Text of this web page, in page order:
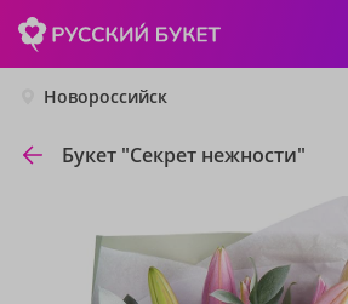
Новороссийск
Букет "Секрет нежности"